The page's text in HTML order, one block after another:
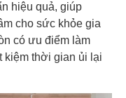
hiệu quả, giúp
cho sức khỏe gia
có ưu điểm làm
kiệm thời gian ủi lại